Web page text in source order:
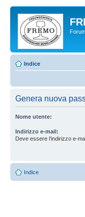
Indice
Genera nuova
Nome utente:
Indirizzo e-mail:
Deve essere l’indirizzo e-
Indice